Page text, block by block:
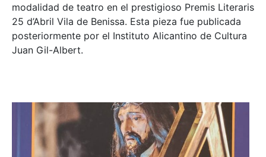
modalidad de teatro en el prestigioso Premis Literaris
25 d’Abril Vila de Benissa. Esta pieza fue publicada
posteriormente por el Instituto Alicantino de Cultura
Juan Gil-Albert.